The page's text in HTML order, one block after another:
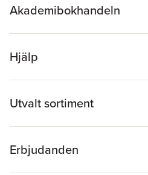
Akademibokhandeln
Hjälp
Utvalt sortiment
Erbjudanden